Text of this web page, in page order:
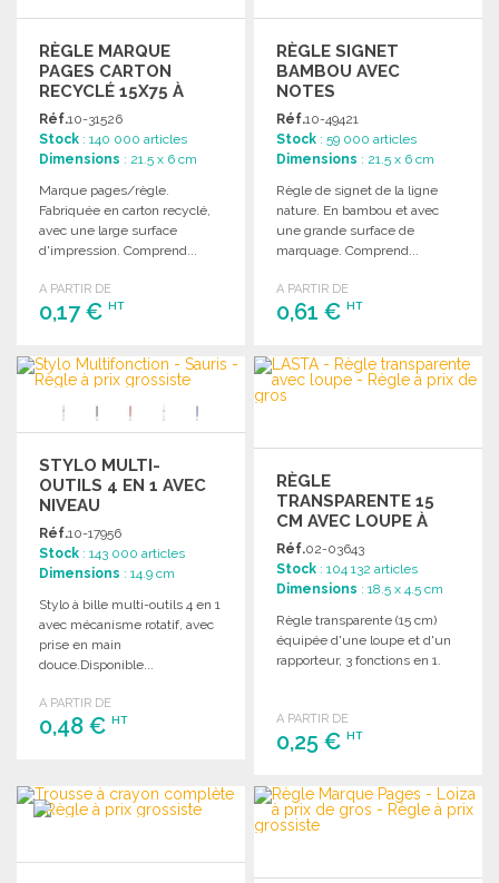
RÈGLE MARQUE
PAGES CARTON
RECYCLÉ 15X75 À
PRIX DE GROS
Réf.10-31526
Stock : 140 000 articles
Dimensions : 21.5 x 6 cm
Marque pages/règle.
Fabriquée en carton recyclé,
avec une large surface
d'impression. Comprend...
A PARTIR DE
0,17 € HT
COMMANDER
Demander un devis
RÈGLE SIGNET
BAMBOU AVEC
NOTES
AUTOCOLLANTES
Réf.10-49421
Stock : 59 000 articles
Dimensions : 21.5 x 6 cm
Règle de signet de la ligne
nature. En bambou et avec
une grande surface de
marquage. Comprend...
A PARTIR DE
0,61 €HT
COMMANDER
Demander un devis
STYLO MULTI-
OUTILS 4 EN 1 AVEC
NIVEAU
Réf.10-17956
Stock : 143 000 articles
Dimensions : 14.9 cm
Stylo à bille multi-outils 4 en 1
avec mécanisme rotatif, avec
prise en main
douce.Disponible...
A PARTIR DE
0,48 € HT
Demander un devis
RÈGLE
TRANSPARENTE 15
CM AVEC LOUPE À
PRIX GROSSISTE
Réf.02-03643
Stock : 104 132 articles
Dimensions : 18.5 x 4.5 cm
Règle transparente (15 cm)
équipée d'une loupe et d'un
rapporteur, 3 fonctions en 1.
A PARTIR DE
0,25 €HT
COMMANDER
Demander un devis